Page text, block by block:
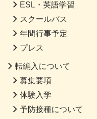
ESL・英語学習
スクールバス
年間行事予定
プレス
転編入について
募集要項
体験入学
予防接種について